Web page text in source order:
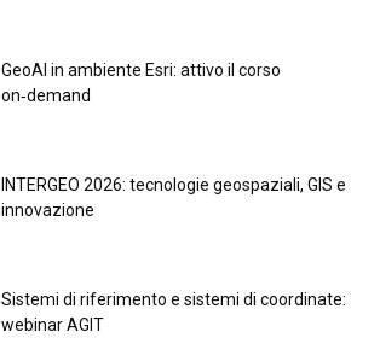
GeoAI in ambiente Esri: attivo il corso
on‑demand
INTERGEO 2026: tecnologie geospaziali, GIS e
innovazione
Sistemi di riferimento e sistemi di coordinate:
webinar AGIT